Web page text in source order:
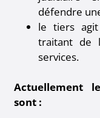
défendre
le tiers
traitant de
services.
Actuellement
sont :